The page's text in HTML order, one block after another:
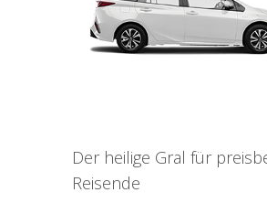
Der heilige Gral für
Reisende